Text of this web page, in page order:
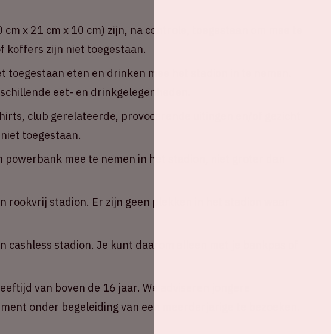
x 21 cm x 10 cm) zijn, na controle, toegestaan om mee te
koffers zijn niet toegestaan.
toegestaan eten en drinken mee het stadion in te nemen.
eet- en drinkgelegenheden.
club gerelateerde, provocerende uitingen en/of gezicht
toegestaan.
powerbank mee te nemen in het stadion, niet groter dan
rookvrij stadion. Er zijn geen plekken in het stadion waar
cashless stadion. Je kunt daarom alleen met je bankpas of
van boven de 16 jaar. We adviseren jongere
onder begeleiding van een meerderjarige te bezoeken.